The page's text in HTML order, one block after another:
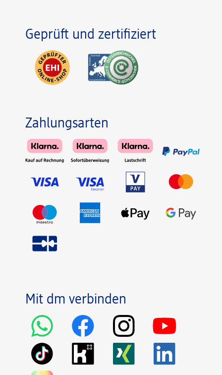
Geprüft und zertifiziert
Zahlungsarten
Mit dm verbinden